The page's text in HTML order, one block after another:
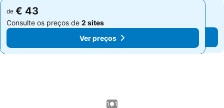
de € 43
Consulte os preços de 2 sites
Ver preços
de € 43
Consulte os preços de 2 sites
Ver preços
1 / 1